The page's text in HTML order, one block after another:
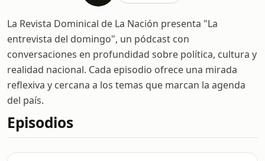
La Revista Dominical de La Nación presenta "La
entrevista del domingo", un pódcast con
conversaciones en profundidad sobre política, cultura y
realidad nacional. Cada episodio ofrece una mirada
reflexiva y cercana a los temas que marcan la agenda
del país.
Episodios